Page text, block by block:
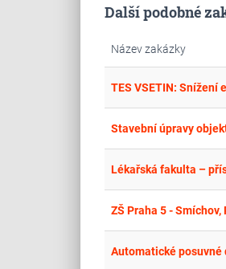
Další podobné
Název zakázky
TES VSETIN: Snížení
Stavební úpravy
Lékařská fakulta –
ZŠ Praha 5 -
Automatické posuvné